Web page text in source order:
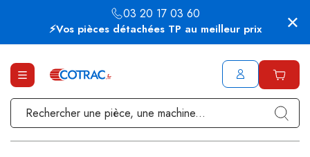
⚡Vos pièces détachées TP au meilleur prix
03 20 17 03 60